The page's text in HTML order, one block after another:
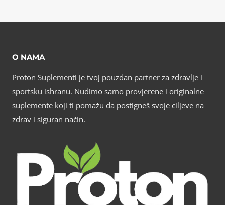
O NAMA
Proton Suplementi je tvoj pouzdan partner za zdravlje i
sportsku ishranu. Nudimo samo provjerene i originalne
suplemente koji ti pomažu da postigneš svoje ciljeve na
zdrav i siguran način.